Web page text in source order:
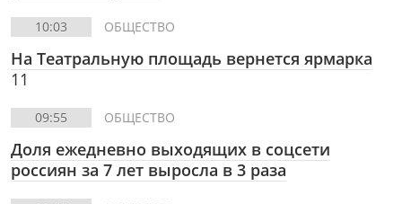
10:03 ОБЩЕСТВО
На Театральную площадь вернется ярмарка
11
09:55 ОБЩЕСТВО
Доля ежедневно выходящих в соцсети
россиян за 7 лет выросла в 3 раза